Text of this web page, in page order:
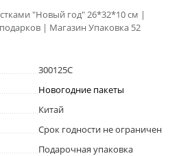
"Новый год" 26*32*10 см |
| Магазин Упаковка 52
300125C
Новогодние пакеты
Китай
Срок годности не ограничен
Подарочная упаковка